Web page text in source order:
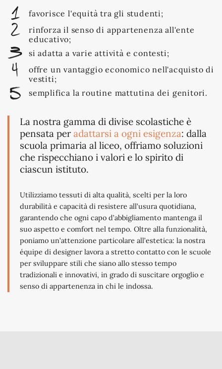
favorisce l'equità tra gli studenti;
rinforza il senso di appartenenza all'ente
educativo;
si adatta a varie attività e contesti;
offre un vantaggio economico nell'acquisto di
vestiti;
semplifica la routine mattutina dei genitori.
La nostra gamma di divise scolastiche è
pensata per adattarsi a ogni esigenza: dalla
scuola primaria al liceo, offriamo soluzioni
che rispecchiano i valori e lo spirito di
ciascun istituto.
Utilizziamo tessuti di alta qualità, scelti per la loro
durabilità e capacità di resistere all’usura quotidiana,
garantendo che ogni capo d’abbigliamento mantenga il
suo aspetto e comfort nel tempo. Oltre alla funzionalità,
poniamo un’attenzione particolare all’estetica: la nostra
équipe di designer lavora a stretto contatto con le scuole
per sviluppare stili che siano allo stesso tempo
tradizionali e innovativi, in grado di suscitare orgoglio e
senso di appartenenza in chi le indossa.